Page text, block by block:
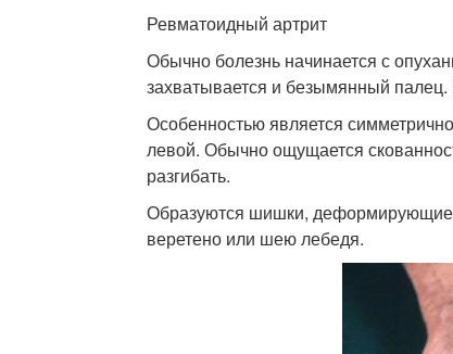
Ревматоидный артрит
Обычно болезнь начинается с
захватывается и безымянный палец.
Особенностью является
левой. Обычно ощущается
разгибать.
Образуются шишки, деформирующие
веретено или шею лебедя.